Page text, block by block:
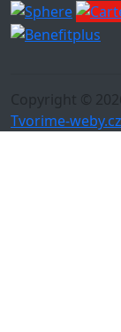
Copyright ©
Tvorime-weby.cz